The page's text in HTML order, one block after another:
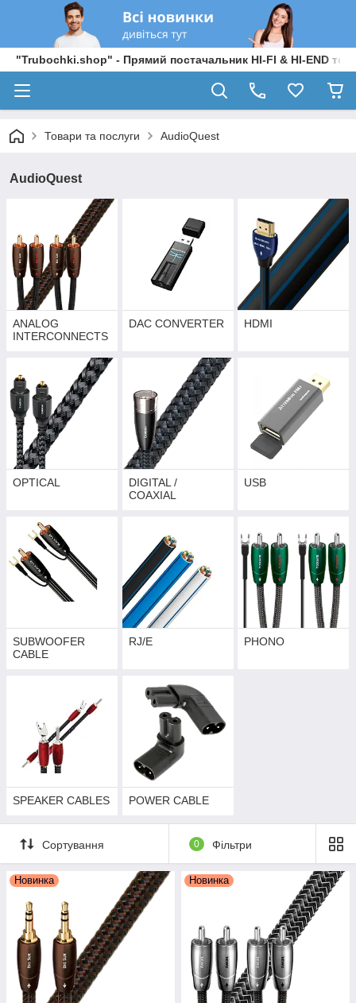
"Trubochki.shop" - Прямий постачальник HI-FI & HI-END
Товари та послуги AudioQuest
AudioQuest
ANALOG
INTERCONNECTS
DAC CONVERTER HDMI
OPTICAL
DIGITAL /
COAXIAL
USB
SUBWOOFER
CABLE
RJ/E PHONO
SPEAKER CABLES POWER CABLE
Сортування 0 Фільтри
Новинка Новинка